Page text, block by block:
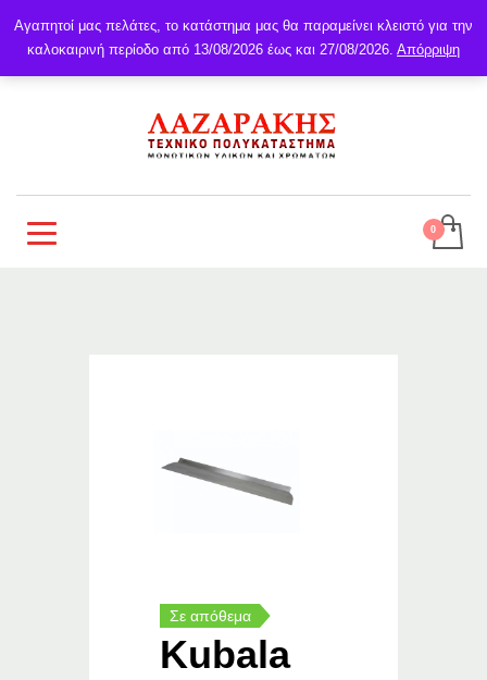
Σε απόθεμα
Kubala
Αγαπητοί μας πελάτες, το κατάστημα μας θα παραμείνει κλειστό για την
καλοκαιρινή περίοδο από 13/08/2026 έως και 27/08/2026. Απόρριψη